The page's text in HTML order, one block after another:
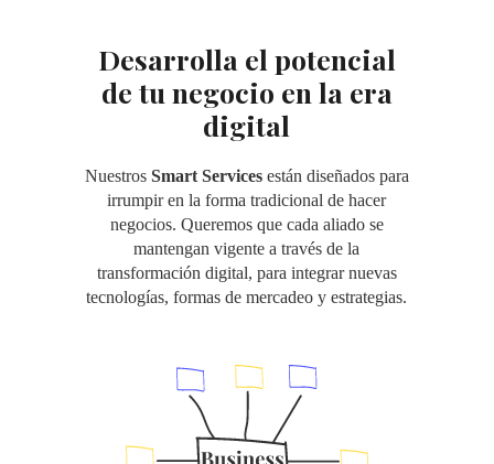
Desarrolla el potencial
de tu negocio en la era
digital
Nuestros Smart Servicesestán diseñados para
irrumpir en la forma tradicional de hacer
negocios. Queremos que cada aliado se
mantengan vigente a través de la
transformación digital, para integrar nuevas
tecnologías, formas de mercadeo y estrategias.